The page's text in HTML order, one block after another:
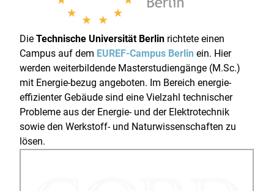
DieTechnische Universität Berlin richtete einen
Campus auf dem EUREF-Campus Berlin ein. Hier
werden weiterbildende Masterstudiengänge (M.Sc.)
mit Energie-bezug angeboten. Im Bereich energie-
effizienter Gebäude sind eine Vielzahl technischer
Probleme aus der Energie- und der Elektrotechnik
sowie den Werkstoff- und Naturwissenschaften zu
lösen.